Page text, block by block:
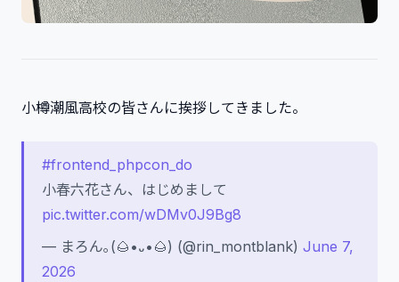
小樽潮風高校の皆さんに挨拶してきました。
#frontend_phpcon_do
小春六花さん、はじめまして
pic.twitter.com/wDMv0J9Bg8
— まろん｡(🌰•᎑•🌰) (@rin_montblank) June 7,
2026